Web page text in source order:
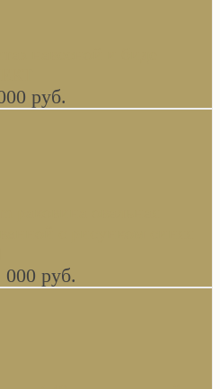
руб.
раковина овальная
с рисунком синяя
000 руб.